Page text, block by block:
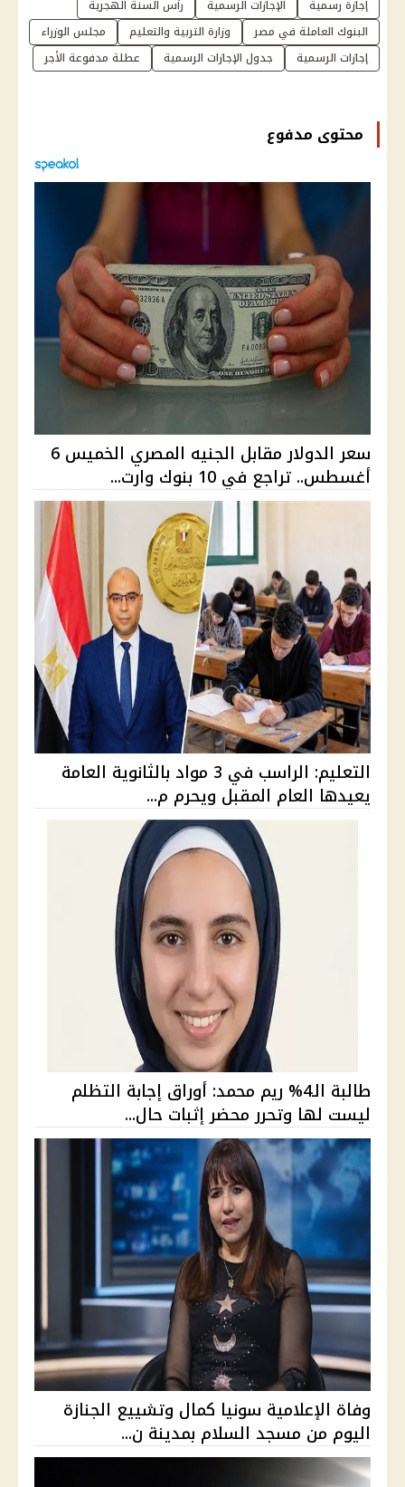
إجازة رسمية الإجازات الرسمية
رأس السنة الهجرية
البنوك العاملة في مصر
وزارة التربية والتعليم
مجلس الوزراء
إجازات الرسمية
جدول الإجازات الرسمية عطلة مدفوعة الأجر
محتوى مدفوع
سعر الدولار مقابل الجنيه المصري الخميس 6
أغسطس.. تراجع في 10 بنوك وارت...
التعليم: الراسب في 3 مواد بالثانوية العامة
يعيدها العام المقبل ويحرم م...
طالبة الـ4% ريم محمد: أوراق إجابة التظلم
ليست لها وتحرر محضر إثبات حال...
وفاة الإعلامية سونيا كمال وتشييع الجنازة
اليوم من مسجد السلام بمدينة ن...